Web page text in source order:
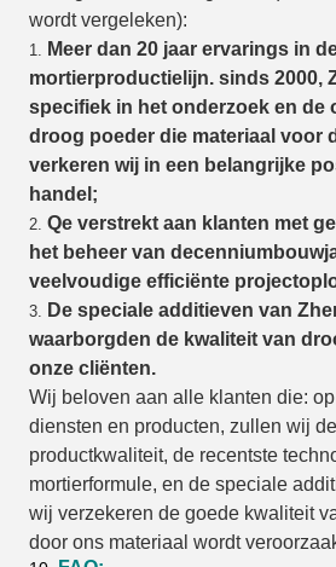
wordt vergeleken):
1.
Meer dan 20 jaar ervarings in
mortierproductielijn. sinds 2000,
specifiek in het onderzoek en de
droog poeder die materiaal voor
verkeren wij in een belangrijke
handel;
2. Qe verstrekt aan klanten met
het beheer van
veelvoudige efficiënte
3.
De speciale additieven van
waarborgden de kwaliteit van
onze cliënten.
Wij beloven aan alle klanten die:
diensten en producten, zullen wij
productkwaliteit, de recentste
mortierformule, en de speciale
wij verzekeren de goede kwaliteit
door ons materiaal wordt